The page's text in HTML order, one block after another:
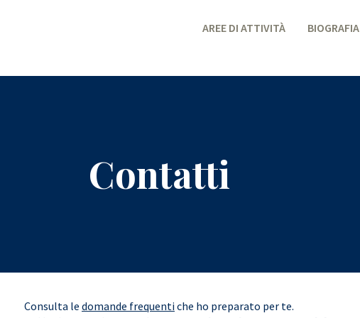
AREE DI ATTIVITÀ BIOGRAFIA
Contatti
Consulta le domande frequentiche ho preparato per te.